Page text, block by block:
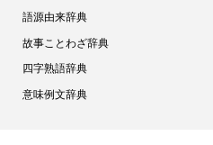
語源由来辞典
故事ことわざ辞典
四字熟語辞典
意味例文辞典